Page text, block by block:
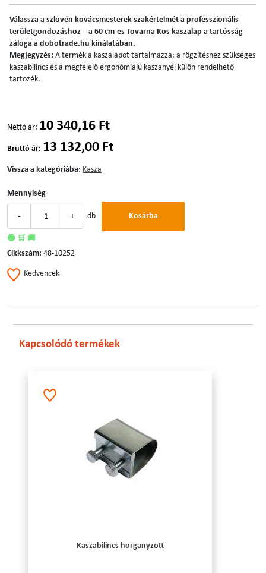
Válassza a szlovén kovácsmesterek szakértelmét a professzionális
területgondozáshoz – a 60 cm-es Tovarna Kos kaszalap a tartósság
záloga a dobotrade.hu kínálatában.
Megjegyzés: A termék a kaszalapot tartalmazza; a rögzítéshez szükséges
kaszabilincs és a megfelelő ergonómiájú kaszanyél külön rendelhető
tartozék.
Nettó ár: 10 340,16 Ft
Bruttó ár: 13 132,00 Ft
Vissza a kategóriába: Kasza
Mennyiség
- + db Kosárba
🟢 🛒 🚚
Cikkszám: 48-10252
Kedvencek
Kapcsolódó termékek
Kaszabilincs horganyzott